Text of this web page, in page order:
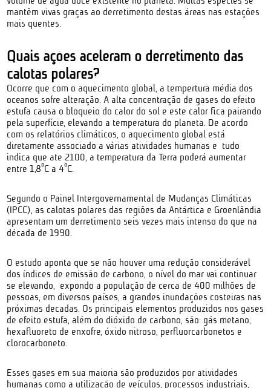
mantêm vivas graças ao derretimento destas áreas nas estações
mais quentes.
Quais ações aceleram o derretimento das
calotas polares?
Ocorre que com o aquecimento global, a tempertura média dos
oceanos sofre alteração. A alta concentração de gases do efeito
estufa causa o bloqueio do calor do sol e este calor fica pairando
pela superfície, elevando a temperatura do planeta. De acordo
com os relatórios climáticos, o aquecimento global está
diretamente associado a várias atividades humanas e tudo
indica que ate 2100, a temperatura da Terra poderá aumentar
entre 1,8ºC a 4ºC.
Segundo o Painel Intergovernamental de Mudanças Climáticas
(IPCC), as calotas polares das regiões da Antártica e Groenlândia
apresentam um derretimento seis vezes mais intenso do que na
década de 1990.
O estudo aponta que se não houver uma redução considerável
dos índices de emissão de carbono, o nível do mar vai continuar
se elevando, expondo a população de cerca de 400 milhões de
pessoas, em diversos países, a grandes inundações costeiras nas
próximas decadas. Os principais elementos produzidos nos gases
de efeito estufa, além do dióxido de carbono, são: gás metano,
hexafluoreto de enxofre, óxido nitroso, perfluorcarbonetos e
clorocarboneto.
Esses gases em sua maioria são produzidos por atividades
humanas como a utilização de veículos, processos industriais,